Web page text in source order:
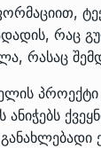
რაც
რასაც